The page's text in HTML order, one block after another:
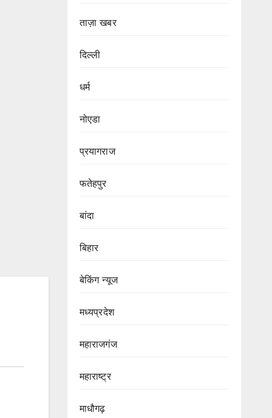
ताज़ा खबर
दिल्ली
धर्म
नोएडा
प्रयागराज
फतेहपुर
बांदा
बिहार
बेकिंग न्यूज
मध्यप्रदेश
महाराजगंज
महाराष्ट्र
माधौगढ़